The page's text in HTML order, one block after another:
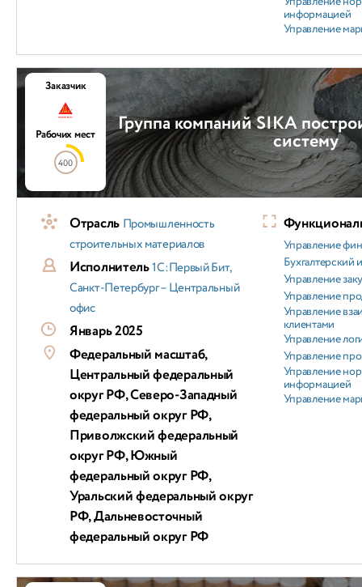
информацией
Управление
Группа компаний SIKA
систему
Заказчик
Рабочих мест
400
Отрасль Промышленность
строительных материалов
Исполнитель1С:Первый Бит,
Санкт-Петербург – Центральный
офис
Январь 2025
Федеральный масштаб,
Центральный федеральный
округ РФ, Северо-Западный
федеральный округ РФ,
Приволжский федеральный
округ РФ, Южный
федеральный округ РФ,
Уральский федеральный округ
РФ, Дальневосточный
федеральный округ РФ
Управление
Бухгалтерский
Управление
Управление
Управление
клиентами
Управление
Управление
Управление
информацией
Управление